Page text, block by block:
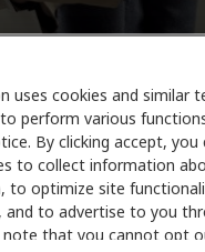
uses cookies and similar
perform various
By clicking accept,
to collect information
to optimize site
and to advertise to you
note that you cannot opt